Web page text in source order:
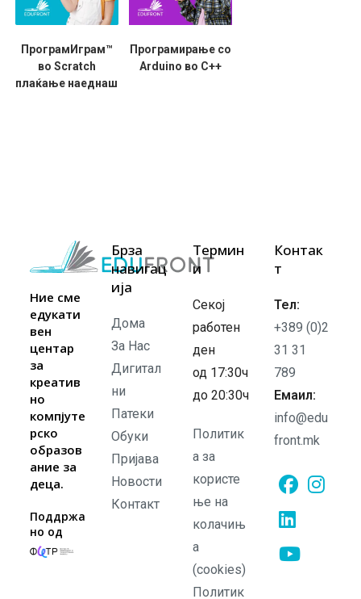
ПрограмИграм™
во Scratch
плаќање наеднаш
Програмирање со
Arduino во C++
Ние сме
едукати
вен
центар
за
креатив
но
компјуте
рско
образов
ание за
деца.
Поддржа
но од
Брза
навигац
ија
Дома
За Нас
Дигитал
ни
Патеки
Обуки
Пријава
Новости
Контакт
Термин
и
Секој
работен
ден
од 17:30ч
до 20:30ч
Политик
а за
користе
ње на
колачињ
а
(cookies)
Политик
Контак
т
Тел:
+389 (0)2
31 31
789
Емаил:
info@edu
front.mk
Opens
in
aOpens